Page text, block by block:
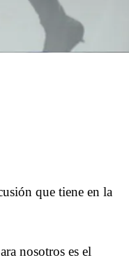
que tiene en la
nosotros es el